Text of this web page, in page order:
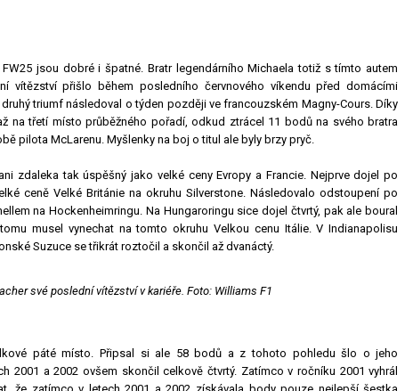
jsou dobré i špatné. Bratr legendárního Michaela totiž s tímto autem
vítězství přišlo během posledního červnového víkendu před domácími
triumf následoval o týden později ve francouzském Magny-Cours. Díky
na třetí místo průběžného pořadí, odkud ztrácel 11 bodů na svého bratra
pilota McLarenu. Myšlenky na boj o titul ale byly brzy pryč.
zdaleka tak úspěšný jako velké ceny Evropy a Francie. Nejprve dojel po
ceně Velké Británie na okruhu Silverstone. Následovalo odstoupení po
na Hockenheimringu. Na Hungaroringu sice dojel čtvrtý, pak ale boural
musel vynechat na tomto okruhu Velkou cenu Itálie. V Indianapolisu
Suzuce se třikrát roztočil a skončil až dvanáctý.
své poslední vítězství v kariéře. Foto: Williams F1
páté místo. Připsal si ale 58 bodů a z tohoto pohledu šlo o jeho
2001 a 2002 ovšem skončil celkově čtvrtý. Zatímco v ročníku 2001 vyhrál